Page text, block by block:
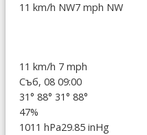
11 km/h NW7 mph NW
11 km/h 7 mph
Съб, 08 09:00
31° 88° 31° 88°
47%
1011 hPa29.85 inHg